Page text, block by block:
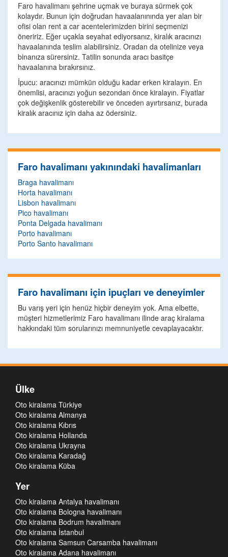
Faro havalimanı şehrine uçmak ve buraya sürmek çok
kolaydır. Bunun için doğrudan havaalanınında yer alan bir
ofisi olan rent a car acentelerimizden birini seçmenizi
öneririz. Eğer uçakla seyahat ediyorsanız, kiralık aracınızı
havaalanında teslim alabilirsiniz. Oradan da otelinize veya
binanıza sürersiniz. Tatilin sonunda aracı basitçe
havaalanına bırakırsınız.
İpucu: aracınızı mümkün olduğu kadar erken kiralayın. En
önemlisi, aracınızı yoğun sezondan önce kiralayın. Fiyatlar
çok değişkenlik gösterebilir ve önceden ayırtırsanız, burada
kiralık aracınız için daha az ödersiniz.
Faro havalimanı yakınındaki havalimanları
Braga havalimanı
Horta havalimanı
Lisbon havalimanı
Pico havalimanı
Ponta Delgada havalimanı
Porto havalimanı
Porto Santo havalimanı
Faro havalimanı için ipuçları ve deneyimler
Bu varış yeri için henüz hiçbir deneyim yok. Ama elbette,
müşteri hizmetlerimiz Faro havalimanı ilinde araç kiralama
hakkındaki tüm sorularınızı memnuniyetle cevaplayacaktır.
Ülke
Oto kiralama Türkiye
Oto kiralama Almanya
Oto kiralama Kıbrıs
Oto kiralama Hollanda
Oto kiralama Ukrayna
Oto kiralama Karadağ
Oto kiralama Küba
Yer
Oto kiralama Antalya havalimanı
Oto kiralama Bologna havalimanı
Oto kiralama Bodrum havalimanı
Oto kiralama İstanbul
Oto kiralama Samsun Carsamba havalimanı
Oto kiralama Adana havalimanı